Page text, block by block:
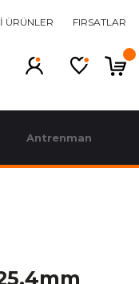
ÜRÜNLER FIRSATLAR
Antrenman